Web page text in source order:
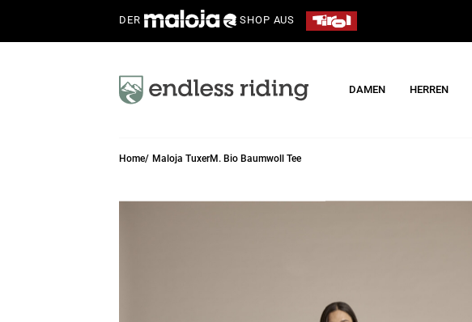
DER SHOP AUS
DAMEN HERREN
Home Maloja TuxerM. Bio Baumwoll Tee